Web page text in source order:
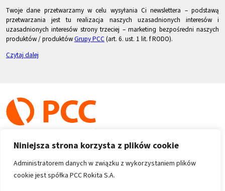
Niniejsza strona korzysta z plików cookie
Administratorem danych w związku z wykorzystaniem plików
cookie jest spółka PCC Rokita S.A.
Twoje dane przetwarzamy w celu wysyłania Ci newslettera – podstawą
przetwarzania jest tu realizacja naszych uzasadnionych interesów i
uzasadnionych interesów strony trzeciej – marketing bezpośredni naszych
produktów / produktówGrupy PCC (art. 6. ust. 1 lit. f RODO).
Czytaj dalej